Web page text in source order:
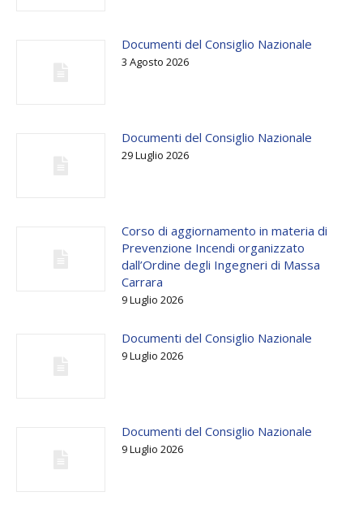
Documenti del Consiglio Nazionale
3 Agosto 2026
Documenti del Consiglio Nazionale
29 Luglio 2026
Corso di aggiornamento in materia di
Prevenzione Incendi organizzato
dall’Ordine degli Ingegneri di Massa
Carrara
9 Luglio 2026
Documenti del Consiglio Nazionale
9 Luglio 2026
Documenti del Consiglio Nazionale
9 Luglio 2026